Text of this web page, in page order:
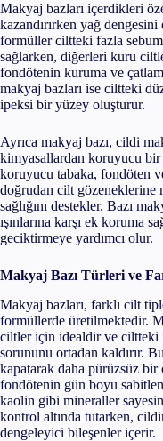
Makyaj bazları içerdikleri
kazandırırken yağ
formüller ciltteki fazla
sağlarken, diğerleri kuru
fondötenin kuruma ve
makyaj bazları ise ciltteki
ipeksi bir yüzey oluşturur.
Ayrıca makyaj bazı, cildi
kimyasallardan koruyucu
koruyucu tabaka, fondöten
doğrudan cilt gözeneklerine
sağlığını destekler. Bazı
ışınlarına karşı ek koruma
geciktirmeye yardımcı olur.
Makyaj Bazı Türleri ve
Makyaj bazları, farklı cilt
formüllerde üretilmektedir.
ciltler için idealdir ve ciltteki
sorununu ortadan kaldırır.
kapatarak daha pürüzsüz
fondötenin gün boyu
kaolin gibi mineraller
kontrol altında tutarken,
dengeleyici bileşenler içerir.